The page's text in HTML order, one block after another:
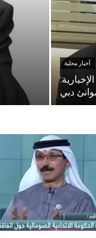
أخبار محلية
دبي